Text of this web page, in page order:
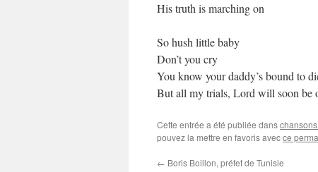
His truth is marching on
So hush little baby
Don’t you cry
You know your daddy’s bound to
But all my trials, Lord will soon be
Cette entrée a été publiée dans
pouvez la mettre en favoris avecce
← Boris Boillon, préfet de Tunisie